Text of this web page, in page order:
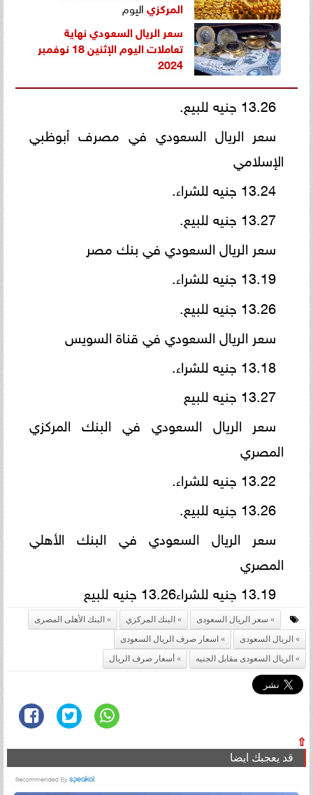
المركزياليوم
سعر الريال السعودي نهاية
تعاملات اليوم الإثنين 18 نوفمبر
2024
13.26 جنيه للبيع.
سعر الريال السعودي في مصرف أبوظبي
الإسلامي
13.24 جنيه للشراء.
13.27 جنيه للبيع.
سعر الريال السعودي في بنك مصر
13.19 جنيه للشراء.
13.26 جنيه للبيع.
سعر الريال السعودي في قناة السويس
13.18 جنيه للشراء.
13.27 جنيه للبيع
سعر الريال السعودي في البنك المركزي
المصري
13.22 جنيه للشراء.
13.26 جنيه للبيع.
سعر الريال السعودي في البنك الأهلي
المصري
13.19 جنيه للشراء13.26 جنيه للبيع
سعر الريال السعودى البنك المركزي
البنك الأهلى المصرى
الريال السعودى
اسعار صرف الريال السعودى
الريال السعودى مقابل الجنيه
أسعار صرف الريال
⇧
قد يعجبك ايضا